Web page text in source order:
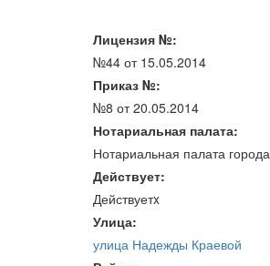
Лицензия №:
№44 от 15.05.2014
Приказ №:
№8 от 20.05.2014
Нотариальная палата:
Нотариальная палата
Действует:
Действуетx
Улица:
улица Надежды Краевой